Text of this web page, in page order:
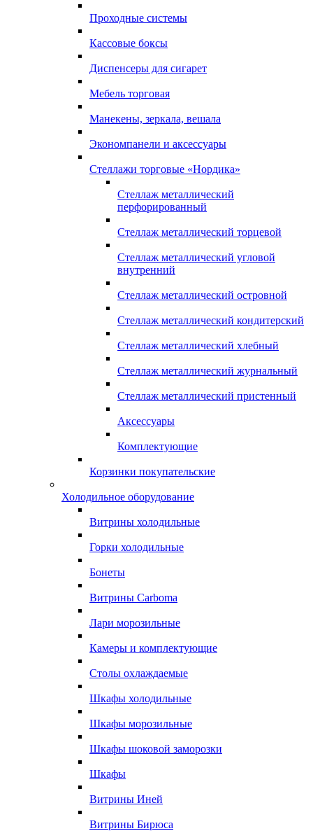
Проходные системы
Кассовые боксы
Диспенсеры для сигарет
Мебель торговая
Манекены, зеркала, вешала
Экономпанели и аксессуары
Стеллажи торговые «Нордика»
Стеллаж металлический
перфорированный
Стеллаж металлический торцевой
Стеллаж металлический угловой
внутренний
Стеллаж металлический островной
Стеллаж металлический кондитерский
Стеллаж металлический хлебный
Стеллаж металлический журнальный
Стеллаж металлический пристенный
Аксессуары
Комплектующие
Корзинки покупательские
Холодильное оборудование
Витрины холодильные
Горки холодильные
Бонеты
Витрины Carboma
Лари морозильные
Камеры и комплектующие
Столы охлаждаемые
Шкафы холодильные
Шкафы морозильные
Шкафы шоковой заморозки
Шкафы
Витрины Иней
Витрины Бирюса